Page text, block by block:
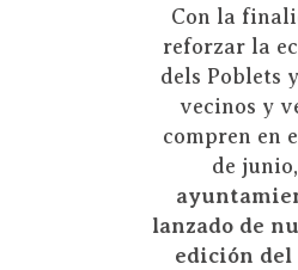
Con la
reforzar la
dels Poblets
vecinos y
compren en
de junio,
lanzado de
edición del